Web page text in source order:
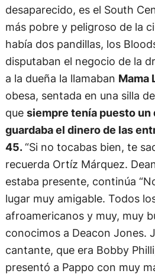
desaparecido, es el South
más pobre y peligroso de la
había dos pandillas, los
disputaban el negocio de la
a la dueña la llamaban Mama
obesa, sentada en una silla
que siempre tenía puesto un
guardaba el dinero de las
45.“Si no tocabas bien, te
recuerda Ortíz Márquez.
estaba presente, continúa
lugar muy amigable. Todos
afroamericanos y muy, muy
conocimos a Deacon Jones.
cantante, que era Bobby
presentó a Pappo con muy